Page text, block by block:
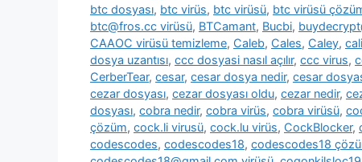
btc dosyası, btc virüs, btc virüsü, btc virüsü
btc@fros.cc virüsü, BTCamant, Bucbi,
CAAOC virüsü temizleme, Caleb, Cales, Caley,
dosya uzantısı, ccc dosyasi nasıl açılır, ccc virus,
CerberTear, cesar, cesar dosya nedir, cesar
cezar dosyası, cezar dosyası oldu, cezar nedir,
dosyası, cobra nedir, cobra virüs, cobra virüsü,
çözüm, cock.li virusü, cock.lu virüs, CockBlocker,
codescodes, codescodes18, codescodes18